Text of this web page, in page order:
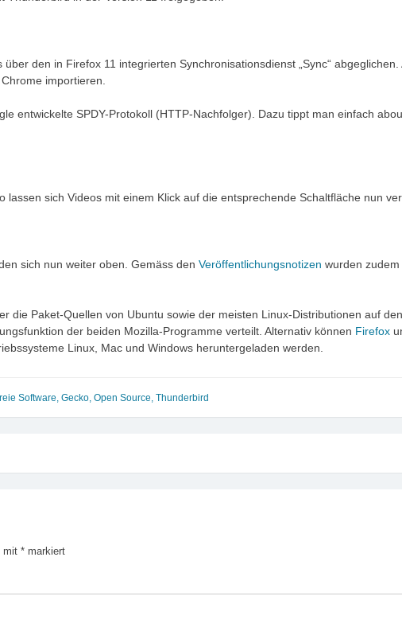
den in Firefox 11 integrierten Synchronisationsdienst „Sync“
importieren.
entwickelte SPDY-Protokoll (HTTP-Nachfolger). Dazu tippt man einfach
sich Videos mit einem Klick auf die entsprechende Schaltfläche nun
sich nun weiter oben. Gemäss den Veröffentlichungsnotizen wurden
die Paket-Quellen von Ubuntu sowie der meisten Linux-Distributionen auf
der beiden Mozilla-Programme verteilt. Alternativ können Firefox
Linux, Mac und Windows heruntergeladen werden.
Software, Gecko, Open Source, Thunderbird
mit *markiert